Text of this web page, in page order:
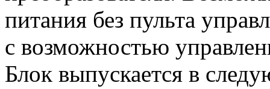
питания без пульта
с возможностью
Блок выпускается в